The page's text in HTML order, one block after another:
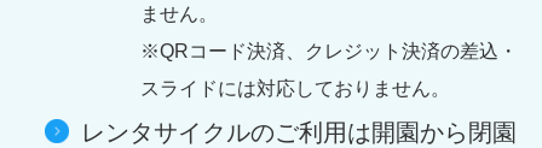
ません。
※QRコード決済、クレジット決済の差込・
スライドには対応しておりません。
レンタサイクルのご利用は開園から閉園